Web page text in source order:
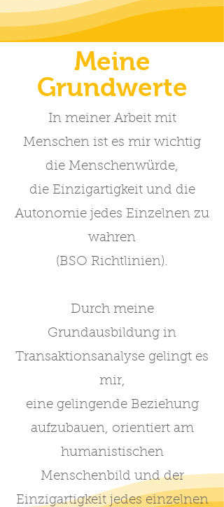
Meine
Grundwerte
In meiner Arbeit mit
Menschen ist es mir wichtig
die Menschenwürde,
die Einzigartigkeit und die
Autonomie jedes Einzelnen zu
wahren
(BSO Richtlinien).
Durch meine
Grundausbildung in
Transaktionsanalyse gelingt es
mir,
eine gelingende Beziehung
aufzubauen, orientiert am
humanistischen
Menschenbild und der
Einzigartigkeit jedes einzelnen